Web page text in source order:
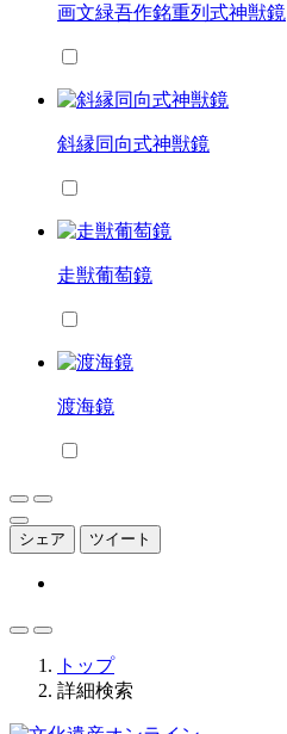
画文緑吾作銘重列式神獣鏡
斜縁同向式神獣鏡
走獣葡萄鏡
渡海鏡
シェア ツイート
トップ
詳細検索